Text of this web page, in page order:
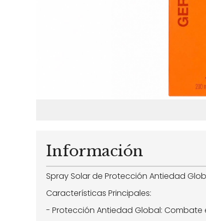
Información
Spray Solar de Protección Antiedad
Características Principales:
- Protección Antiedad Global: